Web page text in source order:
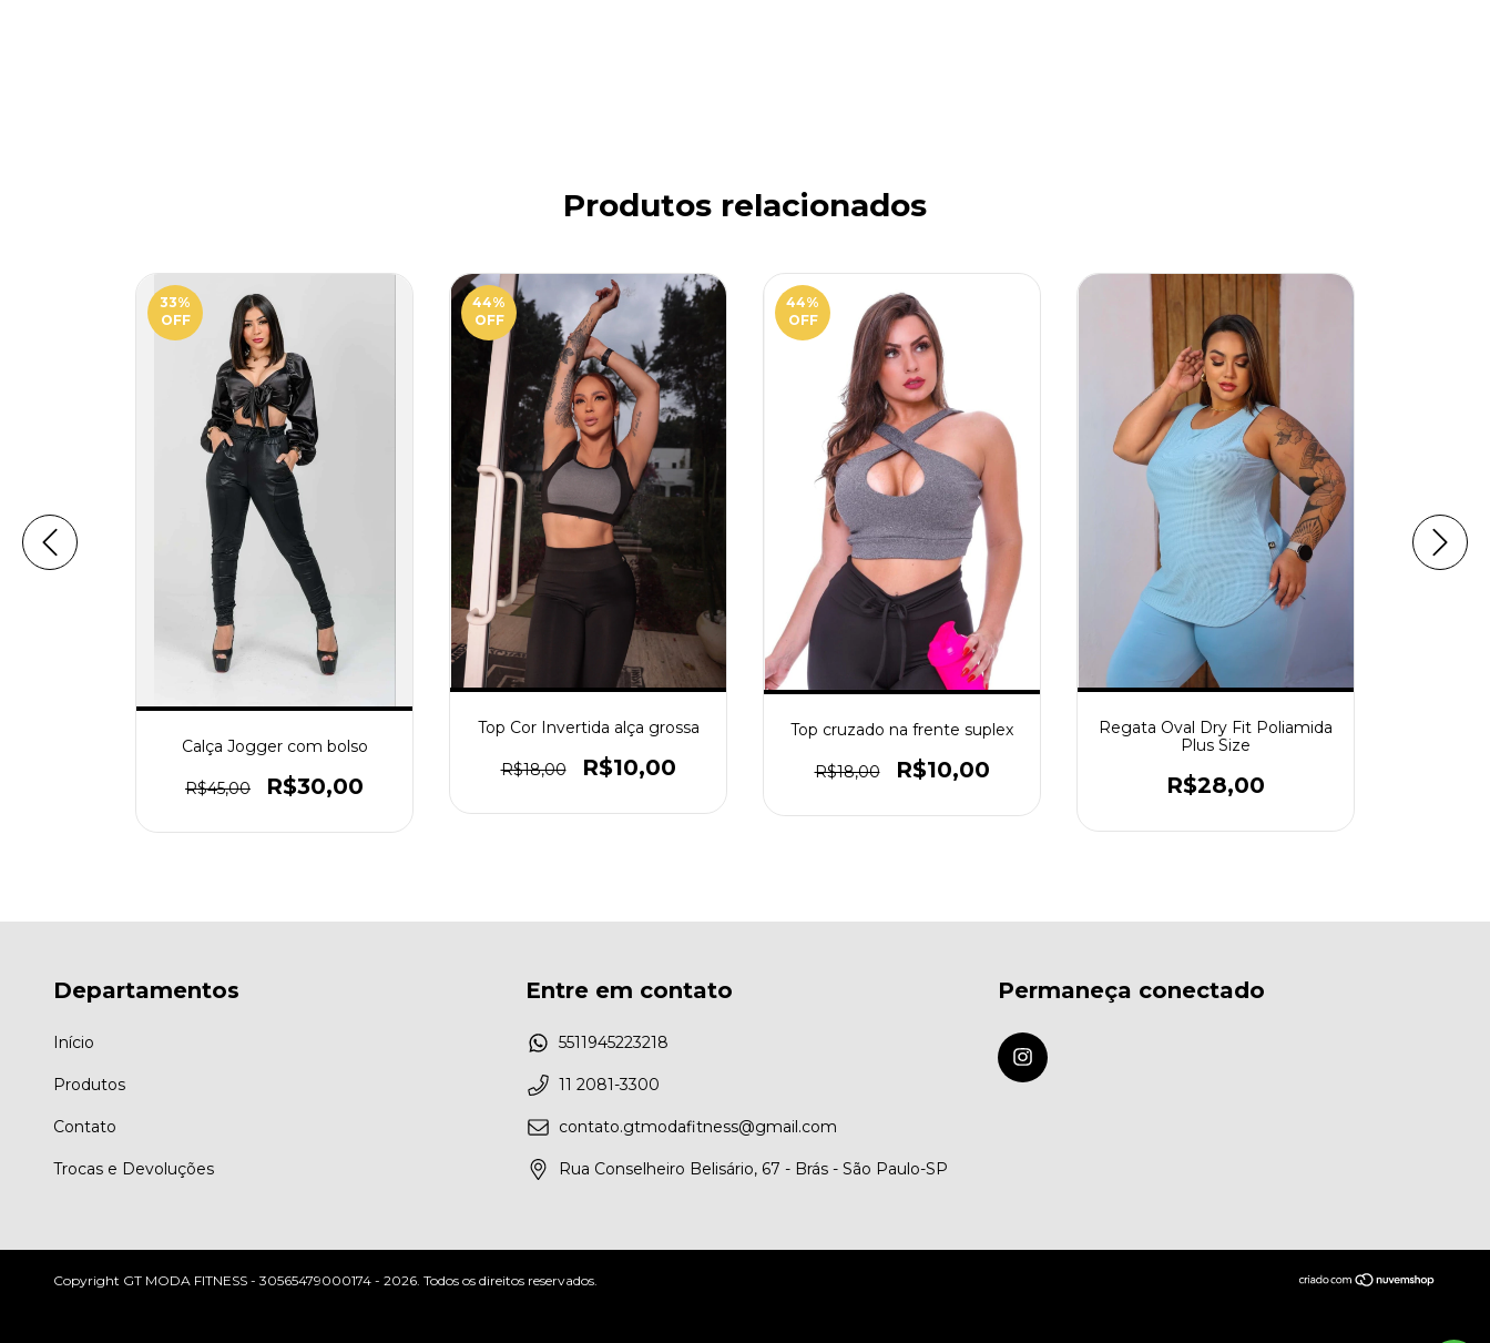
Produtos relacionados
33%
OFF
Calça Jogger com bolso
R$45,00 R$30,00
44%
OFF
Top Cor Invertida alça grossa
R$18,00 R$10,00
44%
OFF
Top cruzado na frente suplex
R$18,00 R$10,00
Regata Oval Dry Fit Poliamida
Plus Size
R$28,00
Departamentos
Início
Produtos
Contato
Trocas e Devoluções
Entre em contato
5511945223218
11 2081-3300
contato.gtmodafitness@gmail.com
Rua Conselheiro Belisário, 67 - Brás - São Paulo-SP
Permaneça conectado
Copyright GT MODA FITNESS - 30565479000174 - 2026. Todos os direitos reservados.